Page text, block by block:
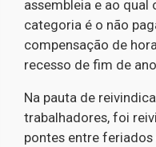
assembleia e ao
categoria é o não
compensação de
recesso de fim de
Na pauta de
trabalhadores, foi
pontes entre feriados